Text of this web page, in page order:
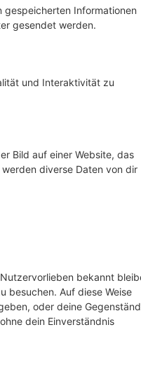
gespeicherten Informationen
gesendet werden.
und Interaktivität zu
Bild auf einer Website, das
diverse Daten von dir
bekannt
besuchen. Auf diese Weise
oder deine
dein Einverständnis